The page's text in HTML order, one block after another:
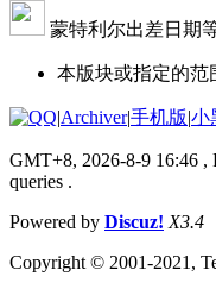
蒙特利尔出差日期
本版块或指定的范
|Archiver|手机版|小
GMT+8, 2026-8-9 16:46 ,
queries .
Powered by Discuz! X3.4
Copyright © 2001-2021,